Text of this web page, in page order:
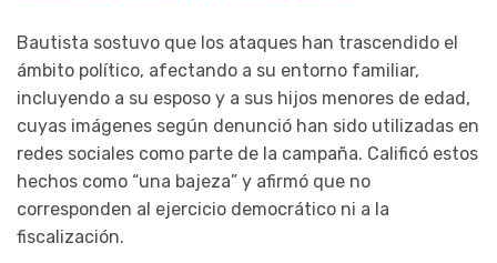
Bautista sostuvo que los ataques han trascendido el
ámbito político, afectando a su entorno familiar,
incluyendo a su esposo y a sus hijos menores de edad,
cuyas imágenes según denunció han sido utilizadas en
redes sociales como parte de la campaña. Calificó estos
hechos como “una bajeza” y afirmó que no
corresponden al ejercicio democrático ni a la
fiscalización.